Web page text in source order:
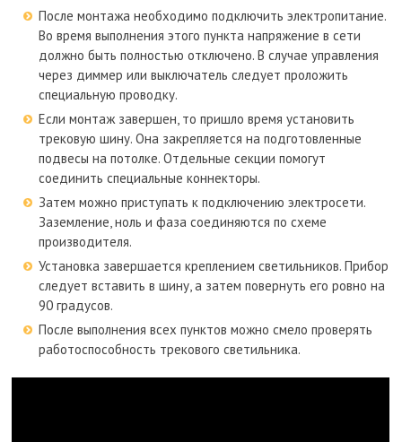
После монтажа необходимо подключить электропитание.
Во время выполнения этого пункта напряжение в сети
должно быть полностью отключено. В случае управления
через диммер или выключатель следует проложить
специальную проводку.
Если монтаж завершен, то пришло время установить
трековую шину. Она закрепляется на подготовленные
подвесы на потолке. Отдельные секции помогут
соединить специальные коннекторы.
Затем можно приступать к подключению электросети.
Заземление, ноль и фаза соединяются по схеме
производителя.
Установка завершается креплением светильников. Прибор
следует вставить в шину, а затем повернуть его ровно на
90 градусов.
После выполнения всех пунктов можно смело проверять
работоспособность трекового светильника.